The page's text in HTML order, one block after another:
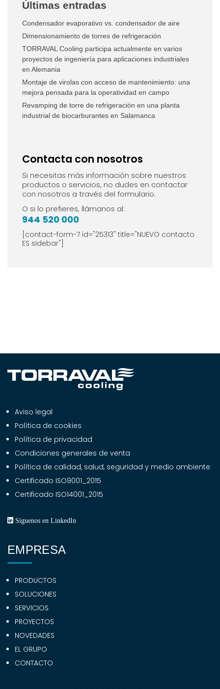
Últimas entradas
Condensador evaporativo vs. condensador de aire
Dimensionamiento de torres de refrigeración
TORRAVAL Cooling participa actualmente en varios
proyectos de ingeniería para aplicaciones industriales
en Alemania
Montaje de virolas con acceso de mantenimiento: una
mejora pensada para la operatividad en campo
Revamping de torre de refrigeración en una planta
industrial de biocarburantes en Salamanca
Contacta con nosotros
Si necesitas más información sobre nuestros
productos o servicios, no dudes en contactar
con nosotros a través del formulario.
O si lo prefieres, llámanos al:
944 520 000
[contact-form-7 id="25313" title="NUEVO contacto
ES sidebar"]
Aviso legal
Política de cookies
Política de privacidad
Condiciones generales de venta
Política de calidad, salud, seguridad y medio ambiente
Certificado ISO9001_2015
Certificado ISO14001_2015
Síguenos en LinkedIn
EMPRESA
PRODUCTOS
SOLUCIONES
SERVICIOS
PROYECTOS
NOVEDADES
EL GRUPO
CONTACTO